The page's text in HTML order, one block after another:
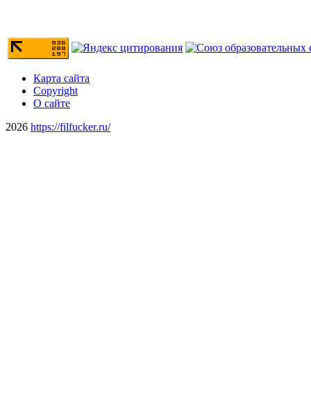
Карта сайта
Copyright
О сайте
2026 https://filfucker.ru/